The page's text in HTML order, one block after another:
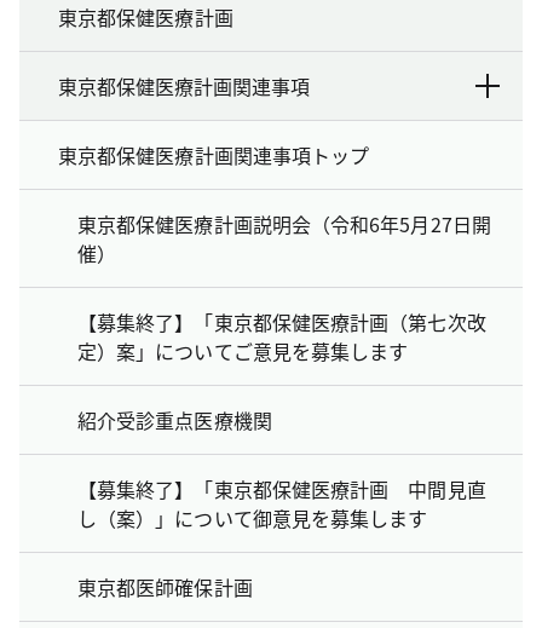
東京都保健医療計画
東京都保健医療計画関連事項
東京都保健医療計画関連事項トップ
東京都保健医療計画説明会（令和6年5月27日開
催）
【募集終了】「東京都保健医療計画（第七次改
定）案」についてご意見を募集します
紹介受診重点医療機関
【募集終了】「東京都保健医療計画 中間見直
し（案）」について御意見を募集します
東京都医師確保計画